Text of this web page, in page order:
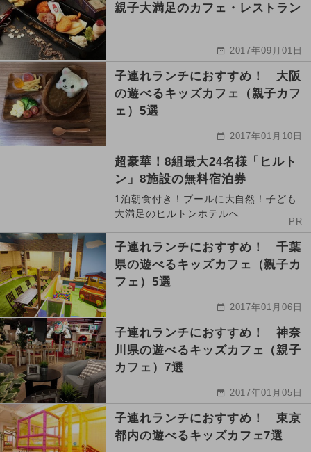
親子大満足のカフェ・レストラン
2017年09月01日
子連れランチにおすすめ！ 大阪
の遊べるキッズカフェ（親子カフ
ェ）5選
2017年01月10日
超豪華！8組最大24名様「ヒルト
ン」8施設の無料宿泊券
1泊朝食付き！プールに大自然！子ども
大満足のヒルトンホテルへ
PR
子連れランチにおすすめ！ 千葉
県の遊べるキッズカフェ（親子カ
フェ）5選
2017年01月06日
子連れランチにおすすめ！ 神奈
川県の遊べるキッズカフェ（親子
カフェ）7選
2017年01月05日
子連れランチにおすすめ！ 東京
都内の遊べるキッズカフェ7選